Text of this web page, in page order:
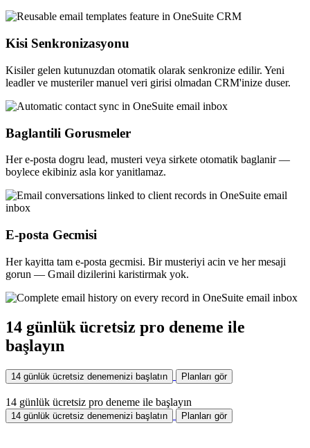
Kisi Senkronizasyonu
Kisiler gelen kutunuzdan otomatik olarak senkronize edilir. Yeni
leadler ve musteriler manuel veri girisi olmadan CRM'inize duser.
Baglantili Gorusmeler
Her e-posta dogru lead, musteri veya sirkete otomatik baglanir —
boylece ekibiniz asla kor yanitlamaz.
E-posta Gecmisi
Her kayitta tam e-posta gecmisi. Bir musteriyi acin ve her mesaji
gorun — Gmail dizilerini karistirmak yok.
14 günlük ücretsiz pro deneme ile
başlayın
14 günlük ücretsiz denemenizi başlatın Planları gör
14 günlük ücretsiz pro deneme ile başlayın
14 günlük ücretsiz denemenizi başlatın Planları gör